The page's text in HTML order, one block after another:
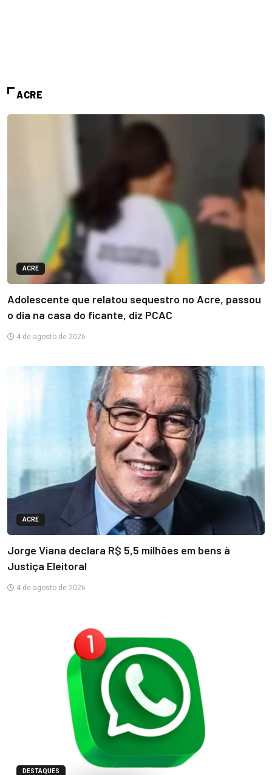
ACRE
ACRE
Adolescente que relatou sequestro no Acre, passou
o dia na casa do ficante, diz PCAC
4 de agosto de 2026
ACRE
Jorge Viana declara R$ 5,5 milhões em bens à
Justiça Eleitoral
4 de agosto de 2026
DESTAQUES